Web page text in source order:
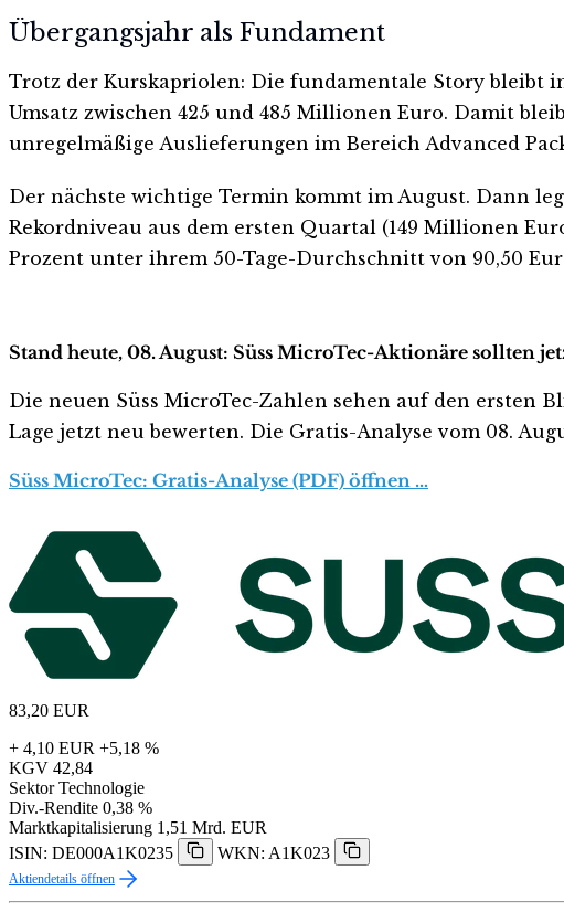
Übergangsjahr als Fundament
Trotz der Kurskapriolen: Die fundamentale Story bleibt
Umsatz zwischen 425 und 485 Millionen Euro. Damit
unregelmäßige Auslieferungen im Bereich Advanced
Der nächste wichtige Termin kommt im August. Dann
Rekordniveau aus dem ersten Quartal (149 Millionen
Prozent unter ihrem 50-Tage-Durchschnitt von 90,50
Stand heute, 08. August: Süss MicroTec-Aktionäre sollten
Die neuen Süss MicroTec-Zahlen sehen auf den ersten
Lage jetzt neu bewerten. Die Gratis-Analyse vom 08.
Süss MicroTec: Gratis-Analyse (PDF) öffnen …
83,20 EUR
+ 4,10 EUR +5,18 %
KGV 42,84
Sektor Technologie
Div.-Rendite 0,38 %
Marktkapitalisierung 1,51 Mrd. EUR
ISIN: DE000A1K0235
WKN: A1K023
Aktiendetails öffnen